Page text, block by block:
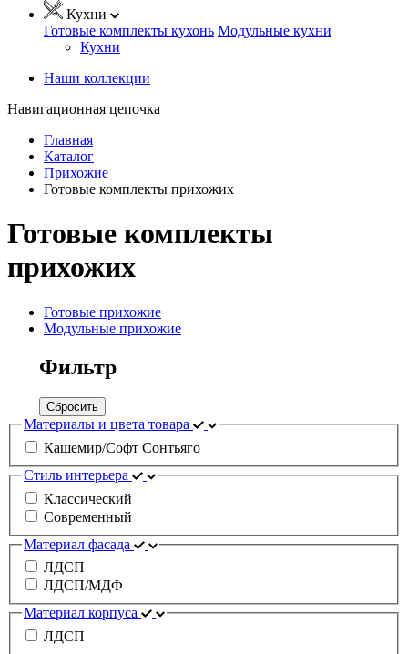
Кухни
Готовые комплекты кухонь Модульные кухни
Кухни
Наши коллекции
Навигационная цепочка
Главная
Каталог
Прихожие
Готовые комплекты прихожих
Готовые комплекты
прихожих
Готовые прихожие
Модульные прихожие
Фильтр
Сбросить
Материалы и цвета товара
Кашемир/Софт Сонтьяго
Стиль интерьера
Классический
Современный
Материал фасада
ЛДСП
ЛДСП/МДФ
Материал корпуса
ЛДСП